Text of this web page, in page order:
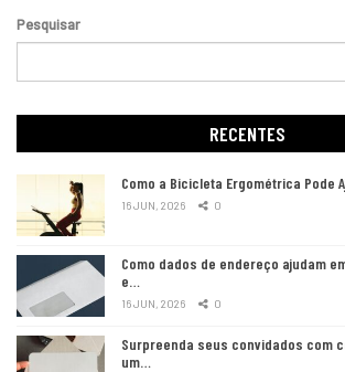
Pesquisar
RECENTES
Como a Bicicleta Ergométrica Pode
16 JUN, 2026 0
Como dados de endereço ajudam
e…
16 JUN, 2026 0
Surpreenda seus convidados com
um…